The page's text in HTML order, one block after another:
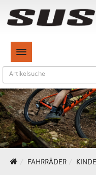
TOGGLE NAVIGATION
FAHRRÄDER